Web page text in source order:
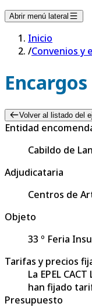
Abrir menú lateral
Inicio
/Convenios y
Volver al listado del
Entidad
Cabildo de
Adjudicataria
Centros de
Objeto
33 º Feria
Tarifas y precios
La EPEL
han fijado
Presupuesto